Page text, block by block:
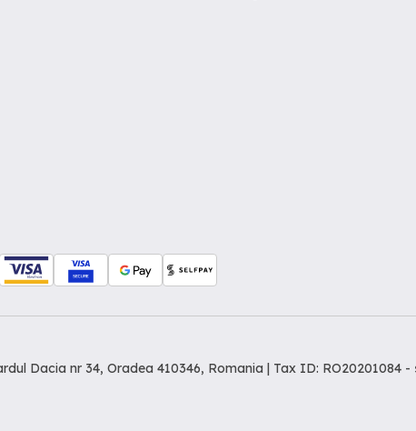
Dacia nr 34, Oradea 410346, Romania | Tax ID: RO20201084 -